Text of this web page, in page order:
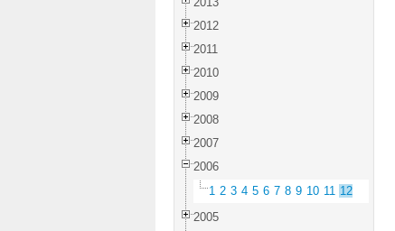
2012
2011
2010
2009
2008
2007
2006
1 2 3 4 5 6 7 8 9 10 11 12
2005